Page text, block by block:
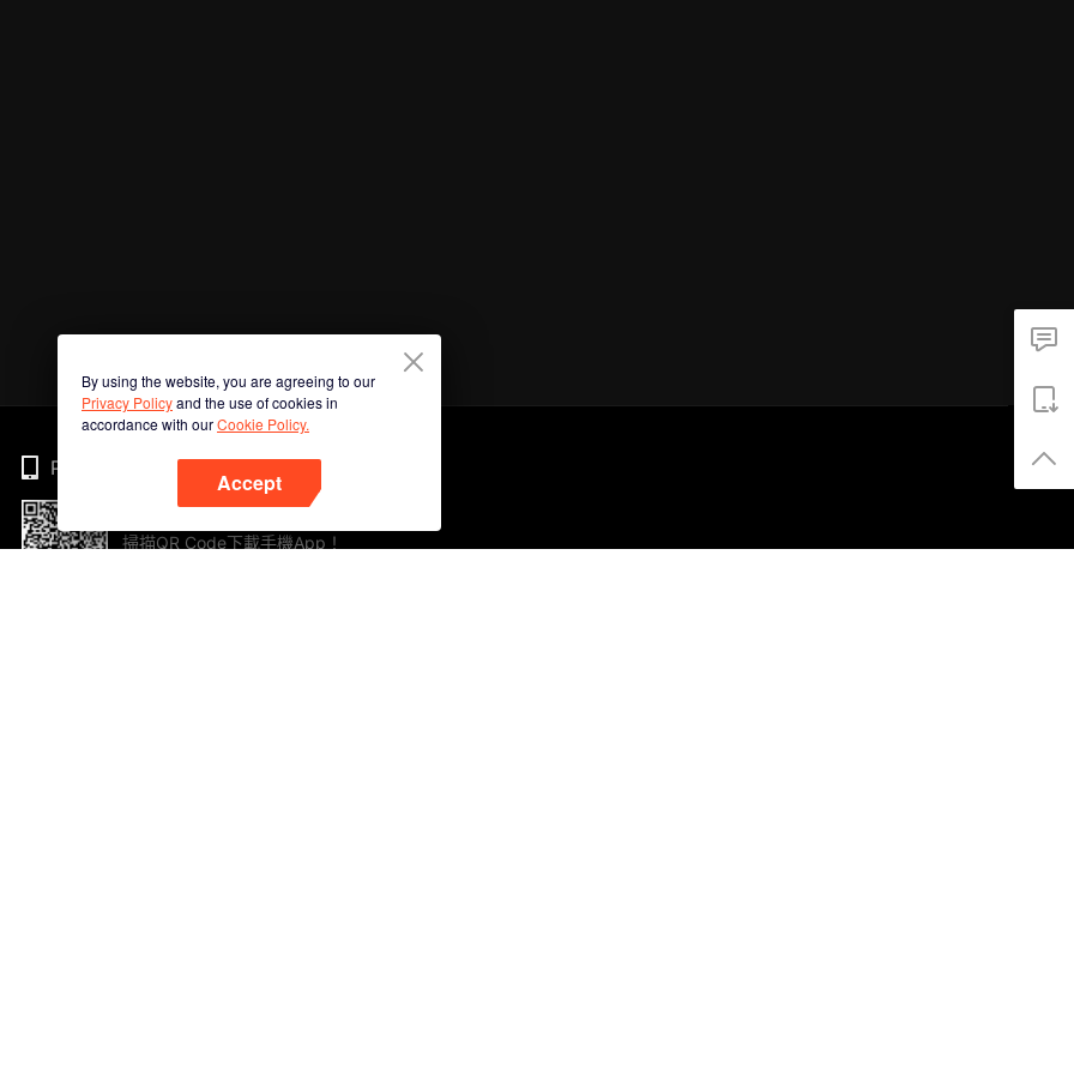
By using the website, you are agreeing to our
Privacy Policyand the use of cookies in
accordance with ourCookie Policy.
Accept
Phone
掃描QR Code下載手機App！